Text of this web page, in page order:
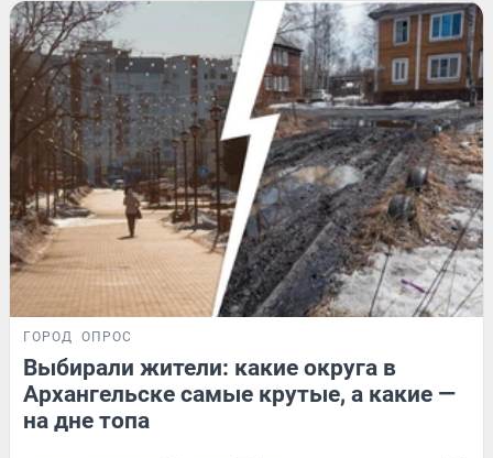
ГОРОД ОПРОС
Выбирали жители: какие округа в
Архангельске самые крутые, а какие —
на дне топа